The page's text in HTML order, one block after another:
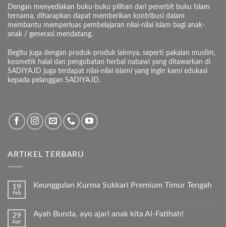
Dengan menyediakan buku-buku pilihan dari penerbit buku Islam
ternama, diharapkan dapat memberikan kontribusi dalam
membantu memperluas pembelajaran nilai-nilai islam bagi anak-
anak / generasi mendatang.
Begitu juga dengan produk-produk lainnya, seperti pakaian muslim,
kosmetik halal dan pengobatan herbal nabawi yang ditawarkan di
SADIYA.ID juga terdapat nilai-nilai islami yang ingin kami edukasi
kepada pelanggan SADIYA.ID.
ARTIKEL TERBARU
19
Feb
Keunggulan Kurma Sukkari Premium Timur Tengah
pada
29
Apr
Ayah Bunda, ayo ajari anak kita Al-Fatihah!